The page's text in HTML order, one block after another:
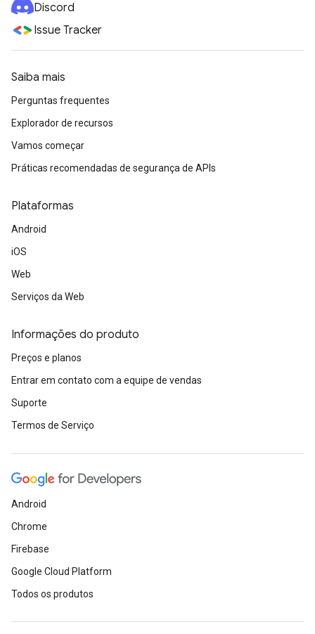
Discord
Issue Tracker
Saiba mais
Perguntas frequentes
Explorador de recursos
Vamos começar
Práticas recomendadas de segurança de APIs
Plataformas
Android
iOS
Web
Serviços da Web
Informações do produto
Preços e planos
Entrar em contato com a equipe de vendas
Suporte
Termos de Serviço
Android
Chrome
Firebase
Google Cloud Platform
Todos os produtos